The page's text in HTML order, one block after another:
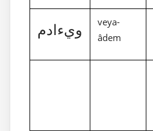
ويءادم
veya-
âdem